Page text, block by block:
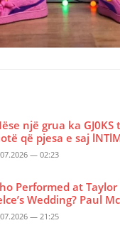
një grua ka
që pjesa e saj
— 02:23
Performed at Taylor
Wedding? Paul
— 21:25